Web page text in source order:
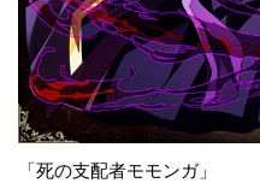
「死の支配者モモンガ」